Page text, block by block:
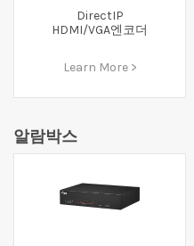
DirectIP
HDMI/VGA엔코더
Learn More >
알람박스